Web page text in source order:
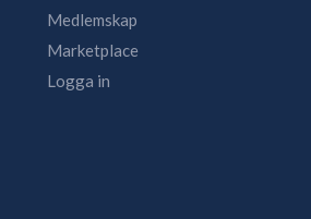
Medlemskap
Marketplace
Logga in